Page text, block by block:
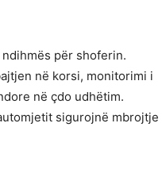
për shoferin.
në korsi, monitorimi i
në çdo udhëtim.
sigurojnë mbrojtje